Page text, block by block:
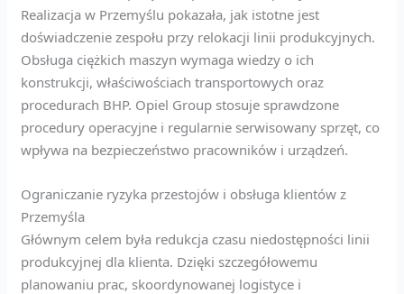
Realizacja w Przemyślu pokazała, jak istotne jest
doświadczenie zespołu przy relokacji linii produkcyjnych.
Obsługa ciężkich maszyn wymaga wiedzy o ich
konstrukcji, właściwościach transportowych oraz
procedurach BHP. Opiel Group stosuje sprawdzone
procedury operacyjne i regularnie serwisowany sprzęt, co
wpływa na bezpieczeństwo pracowników i urządzeń.
Ograniczanie ryzyka przestojów i obsługa klientów z
Przemyśla
Głównym celem była redukcja czasu niedostępności linii
produkcyjnej dla klienta. Dzięki szczegółowemu
planowaniu prac, skoordynowanej logistyce i